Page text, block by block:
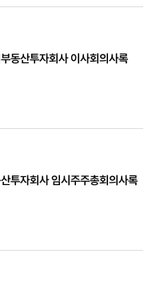
동산투자회사 이사회의사록
투자회사 임시주주총회의사록